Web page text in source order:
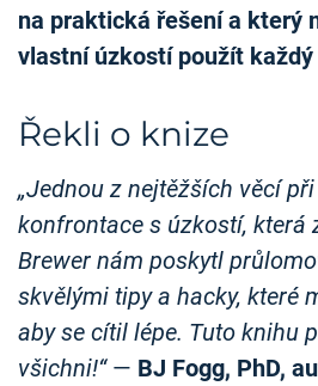
na praktická řešení a který
vlastní úzkostí použít každý
Řekli o knize
„Jednou z nejtěžších věcí
konfrontace s úzkostí, která
Brewer nám poskytl
skvělými tipy a hacky, které
aby se cítil lépe. Tuto knihu
všichni!“— BJ Fogg, PhD,